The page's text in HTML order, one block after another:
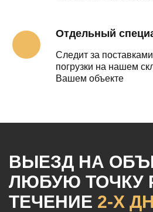
Отдельный
Следит за
погрузки на нашем
Вашем объекте
ВЫЕЗД НА
ЛЮБУЮ ТОЧКУ
ТЕЧЕНИЕ 2-Х